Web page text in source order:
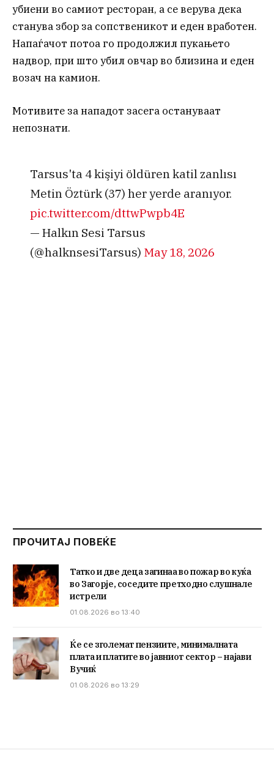
убиени во самиот ресторан, а се верува дека
станува збор за сопственикот и еден вработен.
Напаѓачот потоа го продолжил пукањето
надвор, при што убил овчар во близина и еден
возач на камион.
Мотивите за нападот засега остануваат
непознати.
Tarsus'ta 4 kişiyi öldüren katil zanlısı
Metin Öztürk (37) her yerde aranıyor.
pic.twitter.com/dttwPwpb4E
— Halkın Sesi Tarsus
(@halknsesiTarsus) May 18, 2026
ПРОЧИТАЈ ПОВЕЌЕ
Татко и две деца загинаа во пожар во куќа
во Загорје, соседите претходно слушнале
истрели
01.08.2026 во 13:40
Ќе се зголемат пензиите, минималната
плата и платите во јавниот сектор – најави
Вучиќ
01.08.2026 во 13:29